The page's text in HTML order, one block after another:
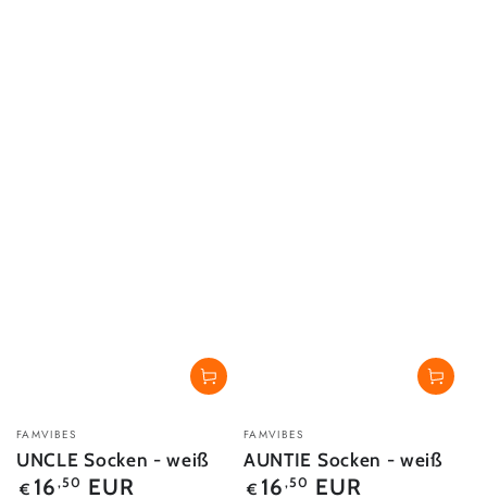
Verkäufer/in:
FAMVIBES
UNCLE Socken - weiß
Regulärer
€ 16 ,50 EUR
Verkäufer/in:
FAMVIBES
AUNTIE Socken - weiß
Regulärer
€ 16 ,50 EUR